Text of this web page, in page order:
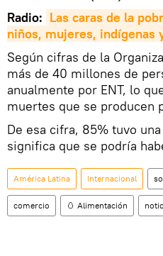
Radio: Las caras de la
niños, mujeres, indígenas
Según cifras de la
más de 40 millones de
anualmente por ENT, lo
muertes que se producen
De esa cifra, 85% tuvo
significa que se podría
América Latina Internacional
comercio 🥚 Alimentación